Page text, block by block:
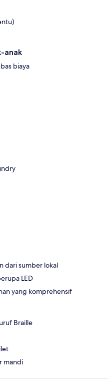
anak
biaya
dari sumber lokal
LED
yang komprehensif
Braille
mandi